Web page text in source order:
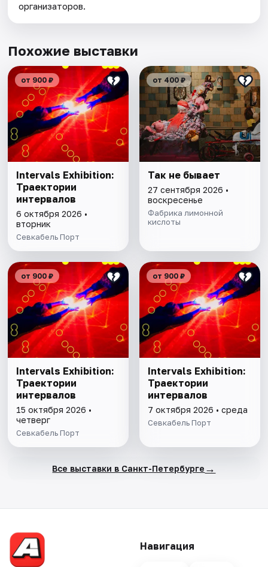
организаторов.
Похожие выставки
от 900 ₽
Intervals Exhibition:
Траектории
интервалов
6 октября 2026 •
вторник
Севкабель Порт
от 400 ₽
Так не бывает
27 сентября 2026 •
воскресенье
Фабрика лимонной
кислоты
от 900 ₽
Intervals Exhibition:
Траектории
интервалов
15 октября 2026 •
четверг
Севкабель Порт
от 900 ₽
Intervals Exhibition:
Траектории
интервалов
7 октября 2026 • среда
Севкабель Порт
Все выставки в Санкт-Петербурге →
Навигация